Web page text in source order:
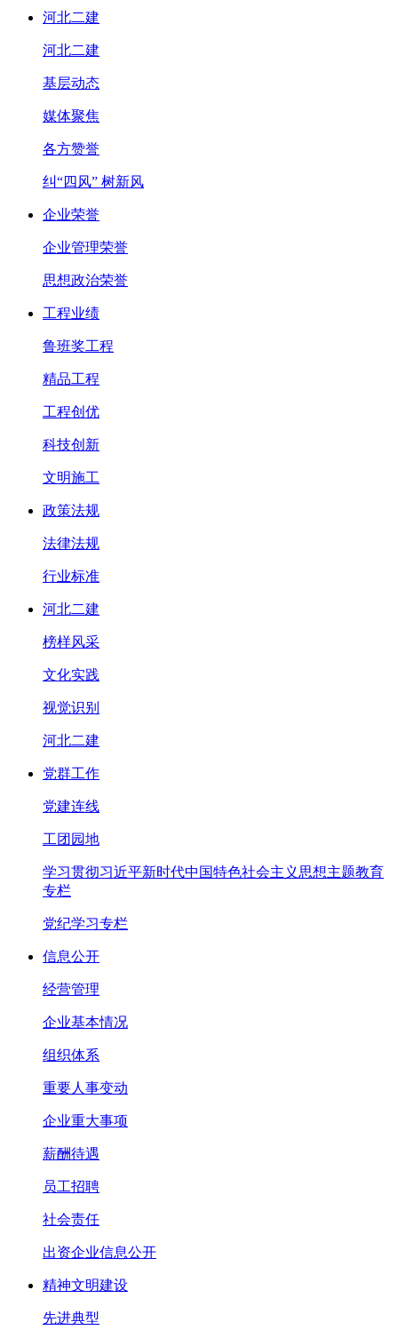
河北二建
河北二建
基层动态
媒体聚焦
各方赞誉
纠“四风” 树新风
企业荣誉
企业管理荣誉
思想政治荣誉
工程业绩
鲁班奖工程
精品工程
工程创优
科技创新
文明施工
政策法规
法律法规
行业标准
河北二建
榜样风采
文化实践
视觉识别
河北二建
党群工作
党建连线
工团园地
学习贯彻习近平新时代中国特色社会主义思想主题教育
专栏
党纪学习专栏
信息公开
经营管理
企业基本情况
组织体系
重要人事变动
企业重大事项
薪酬待遇
员工招聘
社会责任
出资企业信息公开
精神文明建设
先进典型